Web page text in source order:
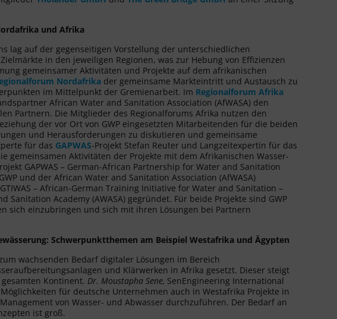
und Afrika
lag auf der gegenseitigen Vorstellung der unterschiedlichen
in den jeweiligen Regionen, was zur Hebung von Effizienzen
gemeinsamer Aktivitäten und Projekte auf dem afrikanischen
Nordafrika der gemeinsame Markteintritt und Austausch zu
im Mittelpunkt der Gremienarbeit. Im Regionalforum Afrika
African Water and Sanitation Association (AfWASA) den
Partnern. Die Mitglieder des Regionalforums Afrika nutzen den
der vor Ort von GWP eingesetzten Mitarbeitenden für die beiden
und Herausforderungen zu diskutieren und gemeinsame
für das GAPWAS-Projekt Stefan Reuter und Langzeitexpertin für das
gemeinsamen Aktivitäten der Projekte mit dem Afrikanischen Wasser-
GAPWAS – German-African Partnership for Water and Sanitation
und der African Water and Sanitation Association (AfWASA)
– African-German Training Initiative for Water and Sanitation –
Academy (AWASA) gegründet. Für beide Projekte sind GWP
sich einzubringen und sich mit ihren Lösungen bei Partnern
Schwerpunktthemen am Beispiel Westafrika und Ägypten
wachsenden Bedarf digitaler Lösungen im Bereich
und Klärwerken in Afrika gesetzt. Dieser steigt
Kontinent. Dr. Moustapha Sene, SenEngineering International
für deutsche Unternehmen auch in Westafrika Projekte in
von Wasser- und Abwasser durchzuführen. Der Bedarf an
ist groß.